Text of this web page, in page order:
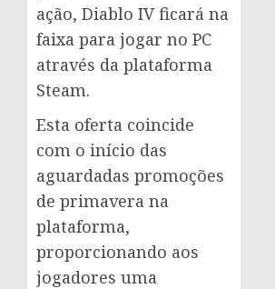
ação, Diablo IV ficará na
faixa para jogar no PC
através da plataforma
Steam.
Esta oferta coincide
com o início das
aguardadas promoções
de primavera na
plataforma,
proporcionando aos
jogadores uma